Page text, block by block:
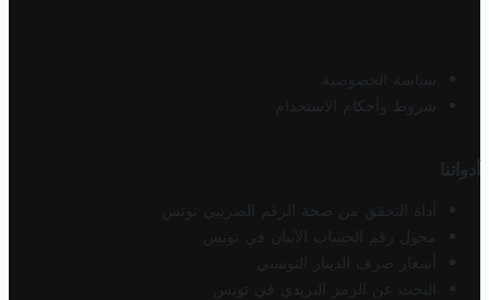
سياسة الخصوصية
شروط وأحكام الاستخدام
أدواتنا
أداة التحقق من صحة الرقم الضريبي تونس
محول رقم الحساب الآيبان في تونس
أسعار صرف الدينار التونسي
البحث عن الرمز البريدي في تونس